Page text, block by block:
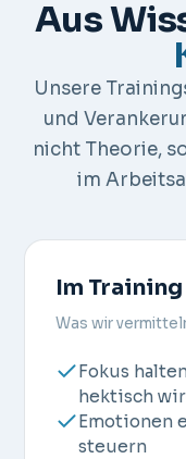
Aus
Unsere
und
nicht Theorie,
im
Im Training
Was wir
Fokus
hektisch
Emotionen
steuern